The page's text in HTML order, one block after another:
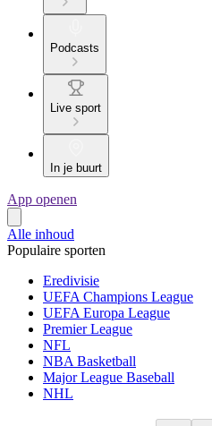
Podcasts
Live sport
In je buurt
App openen
Alle inhoud
Populaire sporten
Eredivisie
UEFA Champions League
UEFA Europa League
Premier League
NFL
NBA Basketball
Major League Baseball
NHL